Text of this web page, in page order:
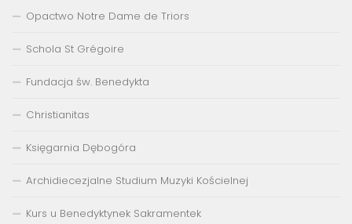
Opactwo Notre Dame de Triors
Schola St Grégoire
Fundacja św. Benedykta
Christianitas
Księgarnia Dębogóra
Archidiecezjalne Studium Muzyki Kościelnej
Kurs u Benedyktynek Sakramentek